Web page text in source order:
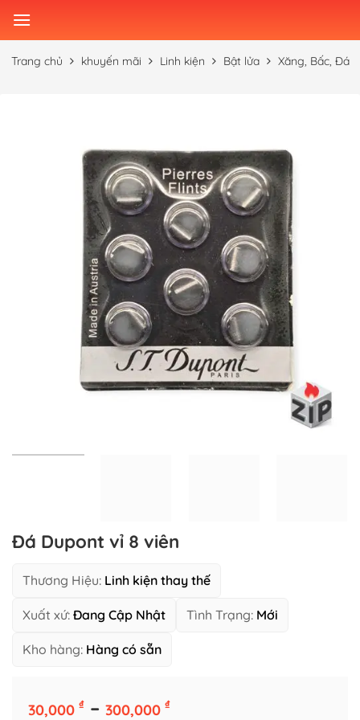
Trang chủ khuyến mãi Linh kiện Bật lửa Xăng, Bấc, Đá
Đá Dupont vỉ 8 viên
Thương Hiệu: Linh kiện thay thế
Xuất xứ: Đang Cập Nhật Tình Trạng: Mới
Kho hàng: Hàng có sẵn
30,000 ₫ – 300,000 ₫Khoảng
Số Lượng Giá Tốt